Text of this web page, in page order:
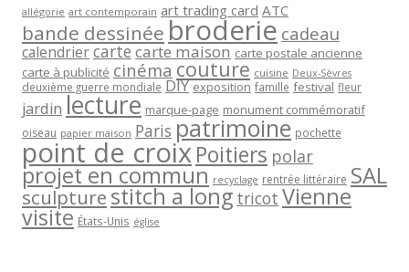
allégorie art contemporain art trading card ATC
bande dessinée broderie cadeau
calendriercartecarte maison carte postale ancienne
carte à publicité cinéma couture cuisine Deux-Sèvres
deuxième guerre mondiale DIY exposition famille festival fleur
jardin lecture marque-page monument commémoratif
oiseau papier maison Paris patrimoine pochette
point de croixPoitiers polar
projet en commun recyclage rentrée littéraire SAL
sculpturestitch a long tricot Vienne
visite États-Unis église